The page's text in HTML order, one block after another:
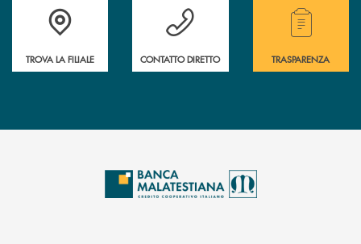
Trova la filiale più vicina a te.
TROVA LA FILIALE
Hai bisogno di assistenza ?&nbsp;
CONTATTO DIRETTO
Hai bisogno di
TRASPARENZA